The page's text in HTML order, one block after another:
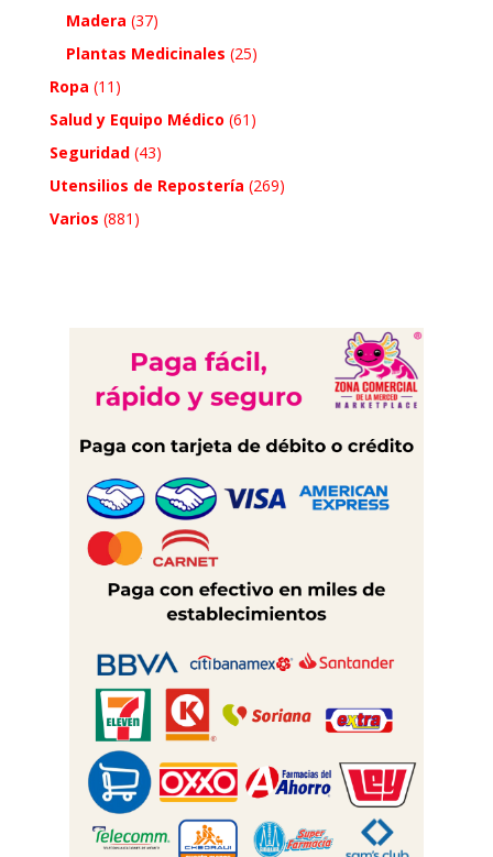
Madera (37)
Plantas Medicinales (25)
Ropa (11)
Salud y Equipo Médico (61)
Seguridad (43)
Utensilios de Repostería (269)
Varios (881)